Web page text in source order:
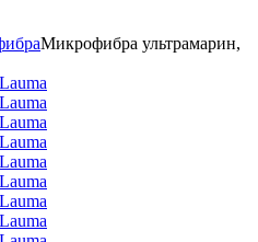
Микрофибра ультрамарин,